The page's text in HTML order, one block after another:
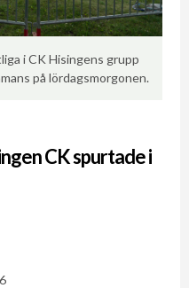
i CK Hisingens grupp
på lördagsmorgonen.
CK spurtade i